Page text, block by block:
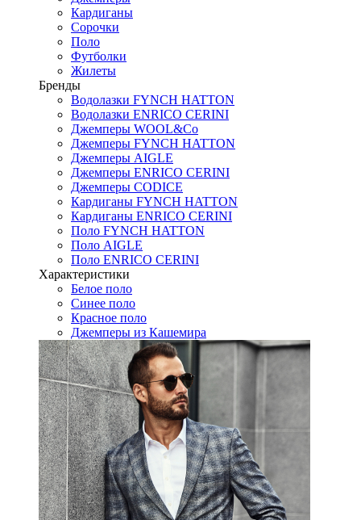
Кардиганы
Сорочки
Поло
Футболки
Жилеты
Бренды
Водолазки FYNCH HATTON
Водолазки ENRICO CERINI
Джемперы WOOL&Co
Джемперы FYNCH HATTON
Джемперы AIGLE
Джемперы ENRICO CERINI
Джемперы CODICE
Кардиганы FYNCH HATTON
Кардиганы ENRICO CERINI
Поло FYNCH HATTON
Поло AIGLE
Поло ENRICO CERINI
Характеристики
Белое поло
Синее поло
Красное поло
Джемперы из Кашемира